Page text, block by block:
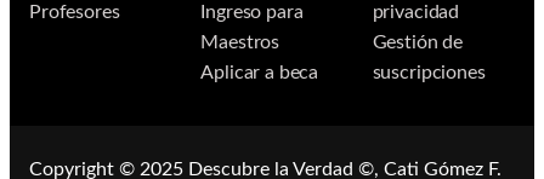
Profesores
Ingreso para
Maestros
Aplicar a beca
privacidad
Gestión de
suscripciones
Copyright © 2025 ​​Descubre la Verdad ©, Cati Gómez F.